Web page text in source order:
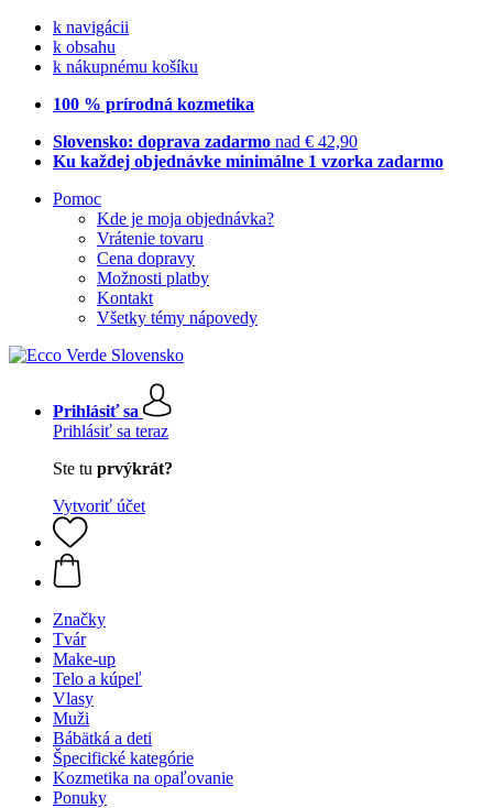
k navigácii
k obsahu
k nákupnému košíku
100 % prírodná kozmetika
Slovensko: doprava zadarmo nad € 42,90
Ku každej objednávke minimálne 1 vzorka zadarmo
Pomoc
Kde je moja objednávka?
Vrátenie tovaru
Cena dopravy
Možnosti platby
Kontakt
Všetky témy nápovedy
Prihlásiť sa
Prihlásiť sa teraz
Ste tu prvýkrát?
Vytvoriť účet
Značky
Tvár
Make-up
Telo a kúpeľ
Vlasy
Muži
Bábätká a deti
Špecifické kategórie
Kozmetika na opaľovanie
Ponuky